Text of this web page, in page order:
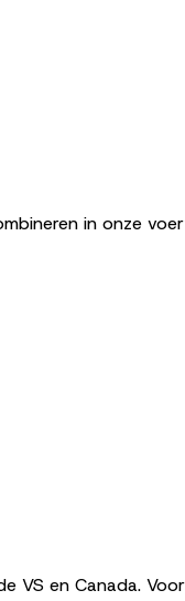
in onze
VS en Canada.